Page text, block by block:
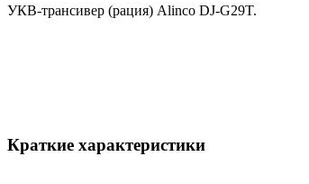
УКВ-трансивер (рация) Alinco DJ-G29T.
Краткие характеристики